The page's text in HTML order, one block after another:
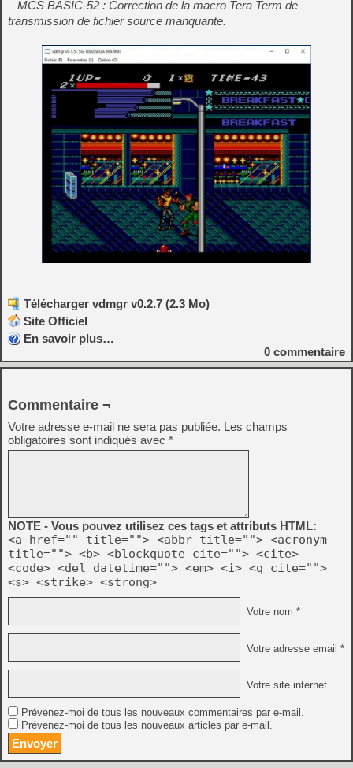
– MCS BASIC-52 : Correction de la macro Tera Term de
transmission de fichier source manquante.
Télécharger vdmgr v0.2.7 (2.3 Mo)
Site Officiel
En savoir plus…
0 commentaire
Commentaire ¬
Votre adresse e-mail ne sera pas publiée. Les champs
obligatoires sont indiqués avec *
NOTE - Vous pouvez utilisez ces tags et attributs HTML:
<a href="" title=""> <abbr title=""> <acronym
title=""> <b> <blockquote cite=""> <cite>
<code> <del datetime=""> <em> <i> <q cite="">
<s> <strike> <strong>
Votre nom *
Votre adresse email *
Votre site internet
Prévenez-moi de tous les nouveaux commentaires par e-mail.
Prévenez-moi de tous les nouveaux articles par e-mail.